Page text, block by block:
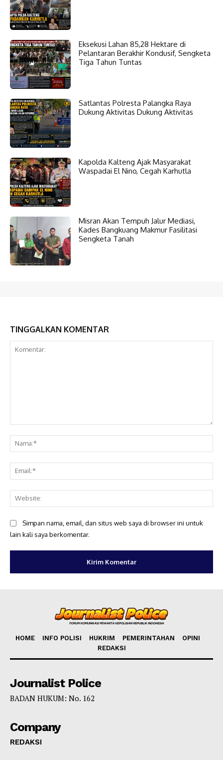
Eksekusi Lahan 85,28 Hektare di
Pelantaran Berakhir Kondusif, Sengketa
Tiga Tahun Tuntas
Satlantas Polresta Palangka Raya
Dukung Aktivitas Dukung Aktivitas
Kapolda Kalteng Ajak Masyarakat
Waspadai El Nino, Cegah Karhutla
Misran Akan Tempuh Jalur Mediasi,
Kades Bangkuang Makmur Fasilitasi
Sengketa Tanah
TINGGALKAN KOMENTAR
Simpan nama, email, dan situs web saya di browser ini untuk
lain kali saya berkomentar.
HOME INFO POLISI HUKRIM PEMERINTAHAN
OPINI
REDAKSI
Journalist Police
BADAN HUKUM: No. 162
Company
REDAKSI